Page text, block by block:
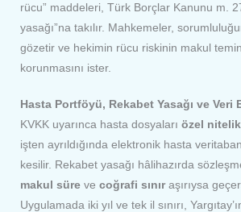
rücu” maddeleri, Türk Borçlar Kanunu m.
yasağı”na takılır. Mahkemeler,
gözetir ve hekimin rücu riskinin makul
korunmasını ister.
Hasta Portföyü, Rekabet Yasağı ve Veri
KVKK uyarınca hasta dosyaları özel
işten ayrıldığında elektronik hasta
kesilir. Rekabet yasağı hâlihazırda
makul süre ve coğrafi sınıraşırıysa
Uygulamada iki yıl ve tek il sınırı,